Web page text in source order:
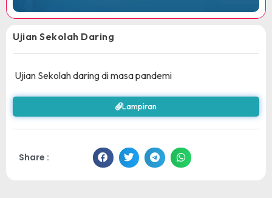
Ujian Sekolah Daring
Ujian Sekolah daring di masa pandemi
Lampiran
Share :